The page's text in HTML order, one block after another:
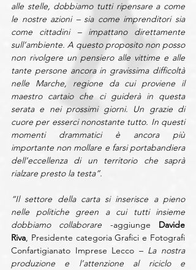
alle stelle, dobbiamo tutti ripensare a come
le nostre azioni – sia come imprenditori sia
come cittadini – impattano direttamente
sull’ambiente. A questo proposito non posso
non rivolgere un pensiero alle vittime e alle
tante persone ancora in gravissima difficoltà
nelle Marche, regione da cui proviene il
maestro cartaio che ci guiderà in questa
serata e nei prossimi giorni. Un grazie di
cuore per esserci nonostante tutto. In questi
momenti drammatici è ancora più
importante non mollare e farsi portabandiera
dell’eccellenza di un territorio che saprà
rialzare presto la testa”.
“Il settore della carta si inserisce a pieno
nelle politiche green a cui tutti insieme
dobbiamo collaborare -aggiunge Davide
Riva, Presidente categoria Grafici e Fotografi
Confartigianato Imprese Lecco – La nostra
produzione e l’attenzione al riciclo e